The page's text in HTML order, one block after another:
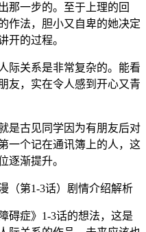
那一步的。至于上理的回
作法，胆小又自卑的她决定
开的过程。
际关系是非常复杂的。能看
友，实在令人感到开心又青
是古见同学因为有朋友后对
一个记在通讯簿上的人，这
逐渐提升。
碍症》1-3话的想法，这是